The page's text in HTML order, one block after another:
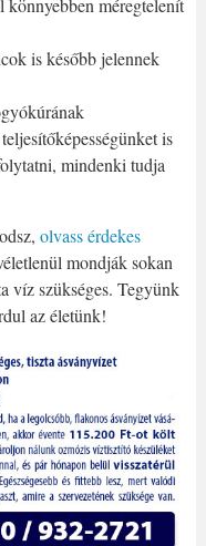
is később jelennek
is
mindenki tudja
olvass érdekes
mondják sokan
víz szükséges. Tegyünk
az életünk!